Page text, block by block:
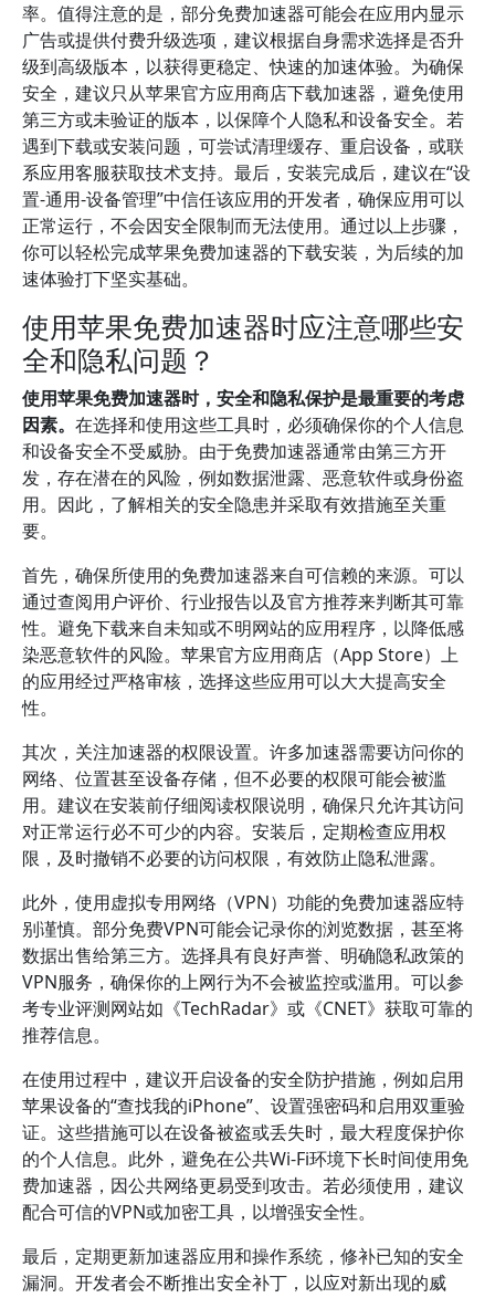
率。值得注意的是，部分免费加速器可能会在应用内显示
广告或提供付费升级选项，建议根据自身需求选择是否升
级到高级版本，以获得更稳定、快速的加速体验。为确保
安全，建议只从苹果官方应用商店下载加速器，避免使用
第三方或未验证的版本，以保障个人隐私和设备安全。若
遇到下载或安装问题，可尝试清理缓存、重启设备，或联
系应用客服获取技术支持。最后，安装完成后，建议在“设
置-通用-设备管理”中信任该应用的开发者，确保应用可以
正常运行，不会因安全限制而无法使用。通过以上步骤，
你可以轻松完成苹果免费加速器的下载安装，为后续的加
速体验打下坚实基础。
使用苹果免费加速器时应注意哪些安
全和隐私问题？
使用苹果免费加速器时，安全和隐私保护是最重要的考虑
因素。 在选择和使用这些工具时，必须确保你的个人信息
和设备安全不受威胁。由于免费加速器通常由第三方开
发，存在潜在的风险，例如数据泄露、恶意软件或身份盗
用。因此，了解相关的安全隐患并采取有效措施至关重
要。
首先，确保所使用的免费加速器来自可信赖的来源。可以
通过查阅用户评价、行业报告以及官方推荐来判断其可靠
性。避免下载来自未知或不明网站的应用程序，以降低感
染恶意软件的风险。苹果官方应用商店（App Store）上
的应用经过严格审核，选择这些应用可以大大提高安全
性。
其次，关注加速器的权限设置。许多加速器需要访问你的
网络、位置甚至设备存储，但不必要的权限可能会被滥
用。建议在安装前仔细阅读权限说明，确保只允许其访问
对正常运行必不可少的内容。安装后，定期检查应用权
限，及时撤销不必要的访问权限，有效防止隐私泄露。
此外，使用虚拟专用网络（VPN）功能的免费加速器应特
别谨慎。部分免费VPN可能会记录你的浏览数据，甚至将
数据出售给第三方。选择具有良好声誉、明确隐私政策的
VPN服务，确保你的上网行为不会被监控或滥用。可以参
考专业评测网站如《TechRadar》或《CNET》获取可靠的
推荐信息。
在使用过程中，建议开启设备的安全防护措施，例如启用
苹果设备的“查找我的iPhone”、设置强密码和启用双重验
证。这些措施可以在设备被盗或丢失时，最大程度保护你
的个人信息。此外，避免在公共Wi-Fi环境下长时间使用免
费加速器，因公共网络更易受到攻击。若必须使用，建议
配合可信的VPN或加密工具，以增强安全性。
最后，定期更新加速器应用和操作系统，修补已知的安全
漏洞。开发者会不断推出安全补丁，以应对新出现的威